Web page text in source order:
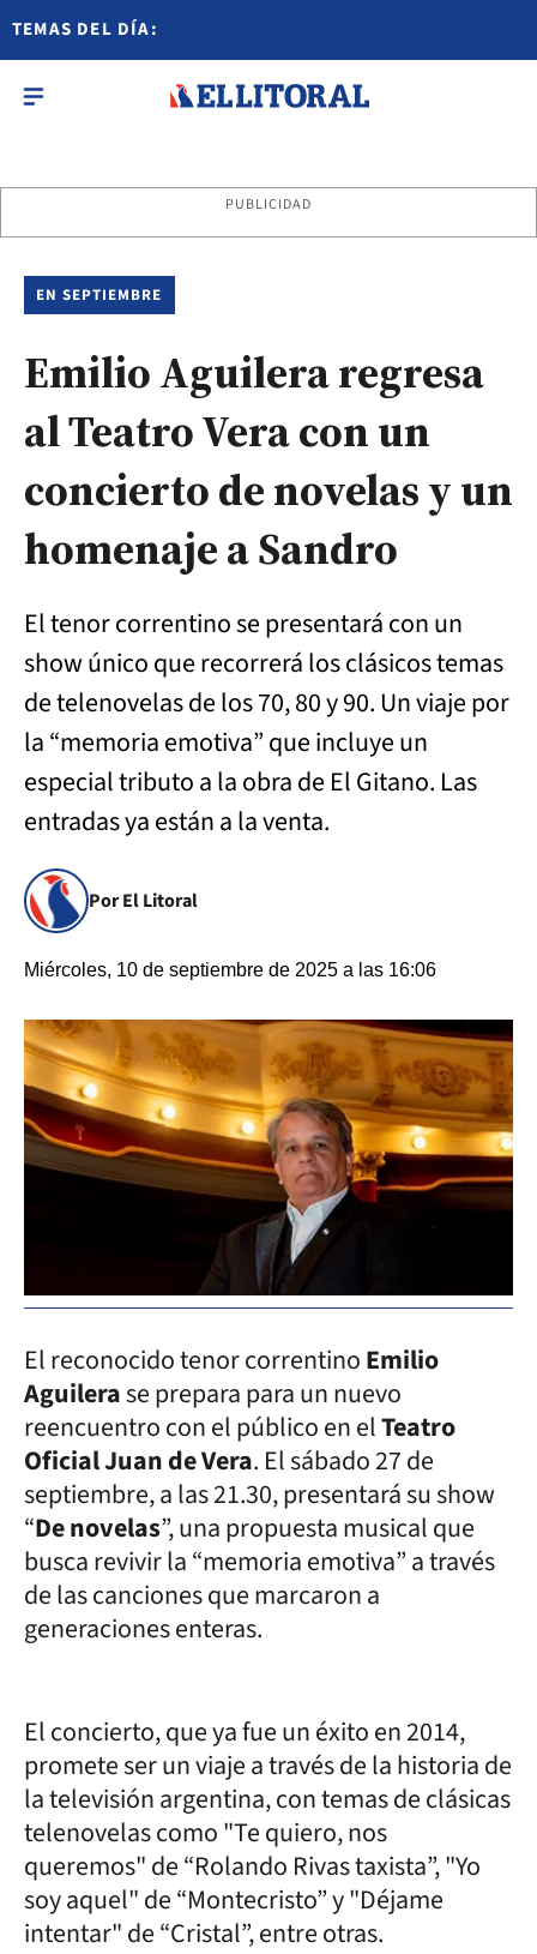
TEMAS DEL DÍA:
PUBLICIDAD
EN SEPTIEMBRE
Emilio Aguilera regresa
al Teatro Vera con un
concierto de novelas y un
homenaje a Sandro
El tenor correntino se presentará con un
show único que recorrerá los clásicos temas
de telenovelas de los 70, 80 y 90. Un viaje por
la “memoria emotiva” que incluye un
especial tributo a la obra de El Gitano. Las
entradas ya están a la venta.
Por El Litoral
Miércoles, 10 de septiembre de 2025 a las 16:06
El reconocido tenor correntinoEmilio
Aguilerase prepara para un nuevo
reencuentro con el público en elTeatro
Oficial Juan de Vera. El sábado 27 de
septiembre, a las 21.30, presentará su show
“De novelas”, una propuesta musical que
busca revivir la “memoria emotiva” a través
de las canciones que marcaron a
generaciones enteras.
El concierto, que ya fue un éxito en 2014,
promete ser un viaje a través de la historia de
la televisión argentina, con temas de clásicas
telenovelas como "Te quiero, nos
queremos" de “Rolando Rivas taxista”, "Yo
soy aquel" de “Montecristo” y "Déjame
intentar" de “Cristal”, entre otras.